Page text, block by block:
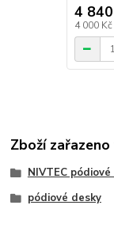
4
4 000 Kč
Zboží
NIVTEC
pódiové desky